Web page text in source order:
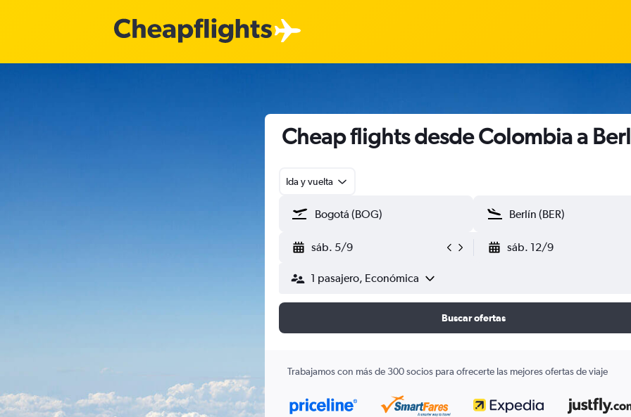
Cheap flights desde Colombia a
Ida y vuelta
sáb. 5/9 sáb. 12/9
1 pasajero, Económica
Buscar ofertas
Trabajamos con más de 300 socios para ofrecerte las mejores ofertas de viaje